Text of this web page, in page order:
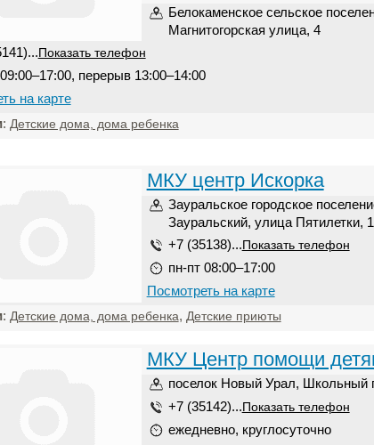
Белокаменское сельское
Магнитогорская улица, 4
Показать телефон
перерыв 13:00–14:00
на карте
: Детские дома, дома ребенка
МКУ центр Искорка
Зауральское городское
Зауральский, улица Пятилетки,
+7 (35138)... Показать телефон
пн-пт 08:00–17:00
Посмотреть на карте
: Детские дома, дома ребенка, Детские приюты
МКУ Центр помощи
поселок Новый Урал, Школьный
+7 (35142)... Показать телефон
ежедневно, круглосуточно